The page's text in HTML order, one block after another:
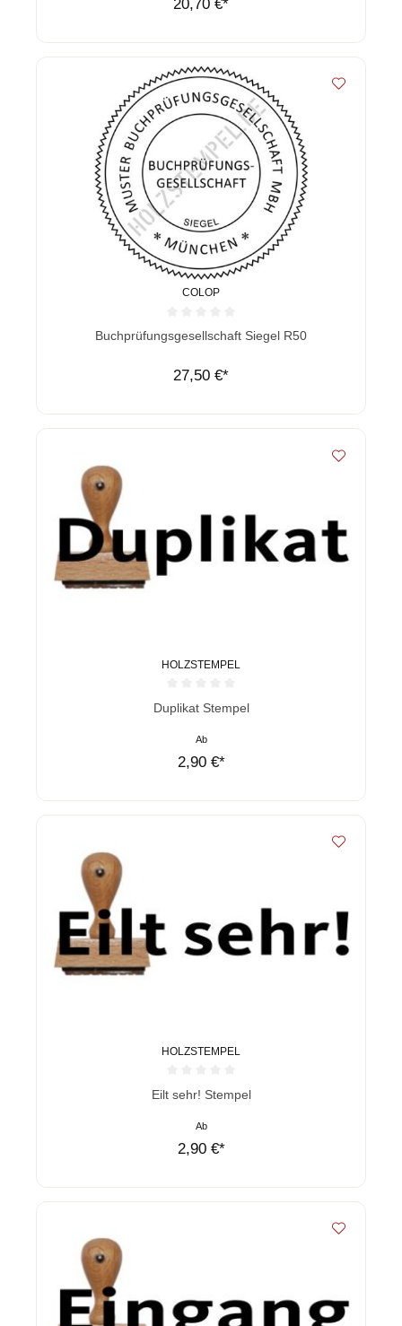
20,70 €*
COLOP
Durchschnittliche Bewertung von 0 von 5 Sternen
Buchprüfungsgesellschaft Siegel R50
27,50 €*
HOLZSTEMPEL
Durchschnittliche Bewertung von 0 von 5 Sternen
Duplikat Stempel
Ab
2,90 €*
HOLZSTEMPEL
Durchschnittliche Bewertung von 0 von 5 Sternen
Eilt sehr! Stempel
Ab
2,90 €*